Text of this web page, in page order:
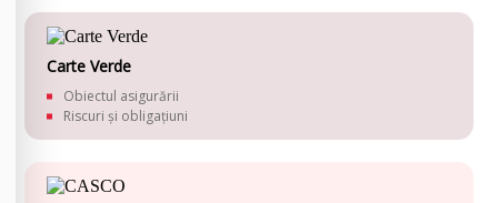
Carte Verde
Obiectul asigurării
Riscuri și obligațiuni